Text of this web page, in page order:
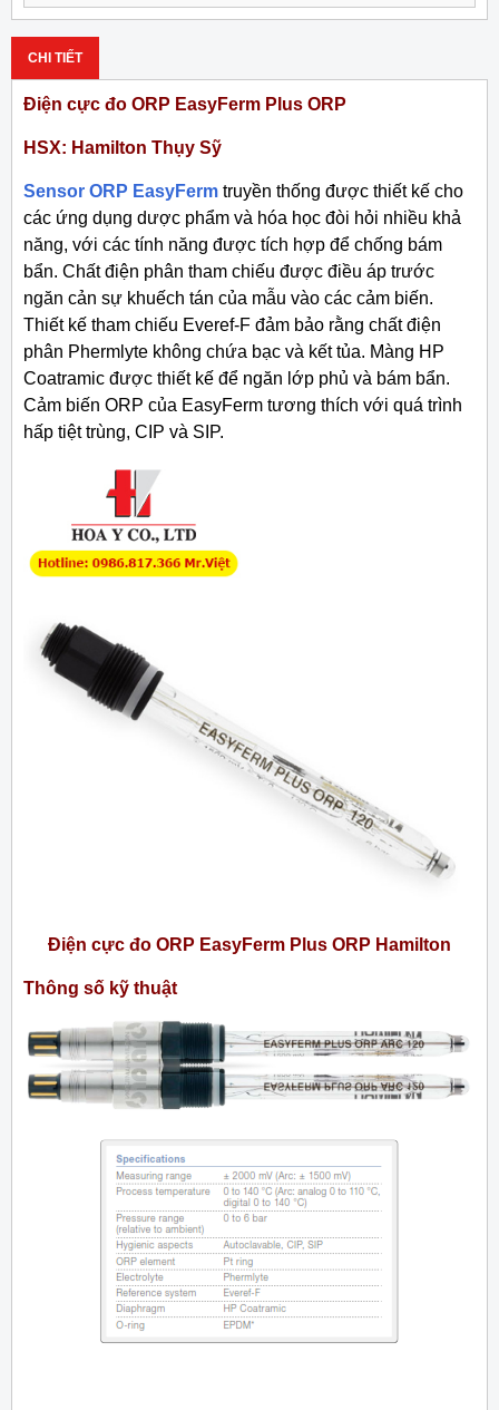
CHI TIẾT
Điện cực đo ORP EasyFerm Plus ORP
HSX: Hamilton Thụy Sỹ
Sensor ORP EasyFerm truyền thống được thiết kế cho
các ứng dụng dược phẩm và hóa học đòi hỏi nhiều khả
năng, với các tính năng được tích hợp để chống bám
bẩn. Chất điện phân tham chiếu được điều áp trước
ngăn cản sự khuếch tán của mẫu vào các cảm biến.
Thiết kế tham chiếu Everef-F đảm bảo rằng chất điện
phân Phermlyte không chứa bạc và kết tủa. Màng HP
Coatramic được thiết kế để ngăn lớp phủ và bám bẩn.
Cảm biến ORP của EasyFerm tương thích với quá trình
hấp tiệt trùng, CIP và SIP.
Điện cực đo ORP EasyFerm Plus ORP Hamilton
Thông số kỹ thuật